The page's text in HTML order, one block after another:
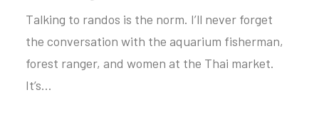
Talking to randos is the norm. I’ll never forget
the conversation with the aquarium fisherman,
forest ranger, and women at the Thai market.
It’s…